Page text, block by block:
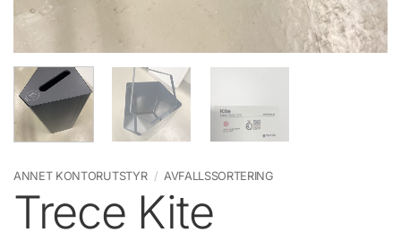
ANNET KONTORUTSTYR / AVFALLSSORTERING
Trece Kite